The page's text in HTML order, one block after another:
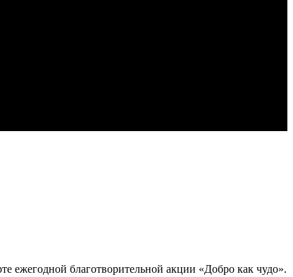
ежегодной благотворительной акции «Добро как чудо».